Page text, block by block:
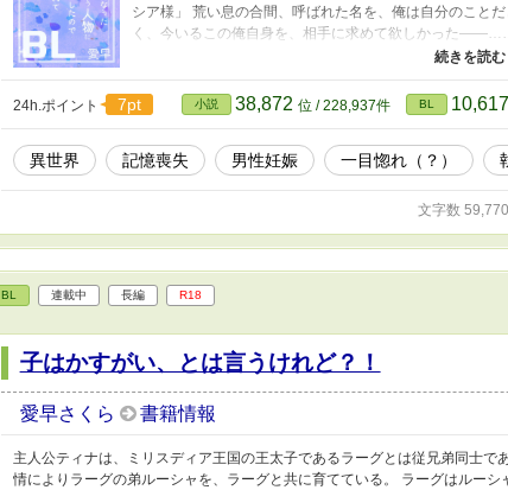
シア様」 荒い息の合間、呼ばれた名を、俺は自分のこと
く、今いるこの俺自身を、相手に求めて欲しかった
た。え、今7人目がお腹にいる？なにそれ聞いてません！
グローディに心を奪われてしまった。だけど、だからこそ
考えてしまって。 などというややこしい話です！ 記憶喪
と……。 上記「気付いたら（ry」の後半でちょっとレシア
観。 ・男女関係なく子供が産める魔法とかある異世界が
*を付けます。 ・言い訳というか解説というかは近況ボー
24h.ポイント 7pt 小説 38,872 位 / 228,937件 BL 10,617
異世界 記憶喪失 男性妊娠 一目惚れ（？）
文字数 59,770
BL 連載中 長編 R18
子はかすがい、とは言うけれど？！
愛早さくら 書籍情報
主人公ティナは、ミリスディア王国の王太子であるラーグとは従兄弟同士で
情によりラーグの弟ルーシャを、ラーグと共に育てている。 ラーグはルーシ